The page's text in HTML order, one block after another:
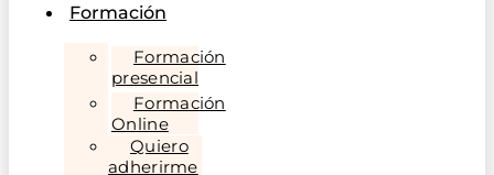
Formación
Formación
presencial
Formación
Online
Quiero
adherirme